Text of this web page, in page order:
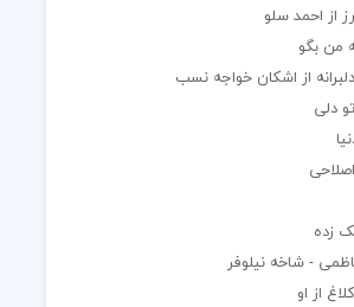
از احمد سلو
من بگو
از اشکان خواجه نسب
دلی
زده
- شاخه نیلوفر
از او